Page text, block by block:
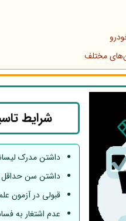
مختلف
شرایط
داشتن مدرک
داشتن سن حداقل 25 سال
قبولی در آزمون
عدم اشتغار به